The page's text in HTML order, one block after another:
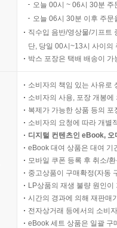
오늘 00시 ~ 06시 30분
오늘 06시 30분 이후 주
직수입 음반/영상물/기프트
단, 당일 00시~13시 사이의
박스 포장은 택배 배송이
소비자의 책임 있는 사유로
소비자의 사용, 포장 개봉
복제가 가능한 상품 등의
소비자의 요청에 따라 개별
디지털 컨텐츠인 eBook,
eBook 대여 상품은 대여 기
모바일 쿠폰 등록 후 취소/
중고상품이 구매확정(자동
LP상품의 재생 불량 원인
시간의 경과에 의해 재판매
전자상거래 등에서의 소비
eBook 세트 상품은 일괄 구